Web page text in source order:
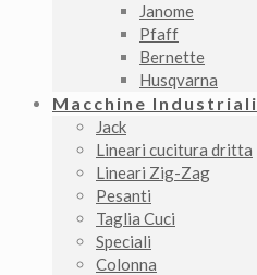
Janome
Pfaff
Bernette
Husqvarna
Macchine Industriali
Jack
Lineari cucitura dritta
Lineari Zig-Zag
Pesanti
Taglia Cuci
Speciali
Colonna